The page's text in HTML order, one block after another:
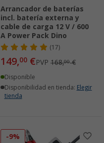
Arrancador de baterías
incl. batería externa y
cable de carga 12 V / 600
A Power Pack Dino
(17)
149,00 €PVP 168,00€
Disponible
Disponibilidad en tienda: Elegir
tienda
-9%